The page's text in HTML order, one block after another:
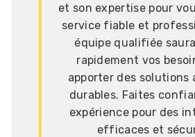
et son expertise pour
service fiable et
équipe qualifiée
rapidement vos
apporter des solutions
durables. Faites
expérience pour des
efficaces et